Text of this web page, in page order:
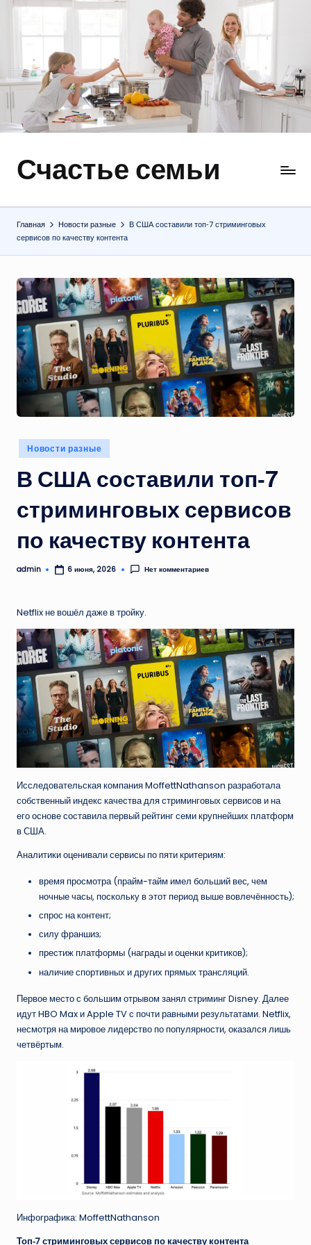
содержимому
Счастье семьи
Быт,
отношения
Главная Новости разные
В США составили топ‑7 стриминговых
сервисов по качеству контента
Опубликовано
в
Новости разные
В США составили топ‑7
стриминговых сервисов
по качеству контента
Запись
admin 6 июня, 2026 Нет комментариев
Netflix не вошёл даже в тройку.
Исследовательская компания MoffettNathanson разработала
собственный индекс качества для стриминговых сервисов и на
его основе составила первый рейтинг семи крупнейших платформ
в США.
Аналитики оценивали сервисы по пяти критериям:
время просмотра (прайм-тайм имел больший вес, чем
ночные часы, поскольку в этот период выше вовлечённость);
спрос на контент;
силу франшиз;
престиж платформы (награды и оценки критиков);
наличие спортивных и других прямых трансляций.
Первое место с большим отрывом занял стриминг Disney. Далее
идут HBO Max и Apple TV с почти равными результатами. Netflix,
несмотря на мировое лидерство по популярности, оказался лишь
четвёртым.
Инфографика: MoffettNathanson
Топ‑7 стриминговых сервисов по качеству контента